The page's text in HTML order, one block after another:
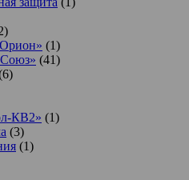
(1)
(41)
КВ2» (1)
(3)
(1)